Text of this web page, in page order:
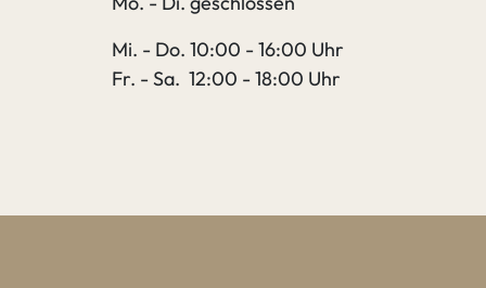
Mi. - Do. 10:00 - 16:00 Uhr
Fr. - Sa. 12:00 - 18:00 Uhr